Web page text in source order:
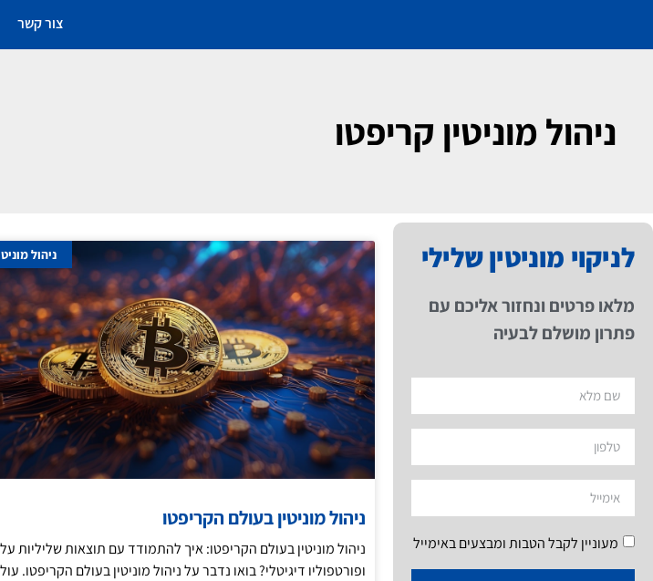
צור קשר
ניהול מוניטין קריפטו
לניקוי מוניטין שלילי
מלאו פרטים ונחזור אליכם עם
פתרון מושלם לבעיה
מעוניין לקבל הטבות ומבצעים באימייל
ניהול
ניהול מוניטין בעולם הקריפטו
ניהול מוניטין בעולם הקריפטו: איך להתמודד עם תוצאות שליליות על
ופורטפוליו דיגיטלי? בואו נדבר על ניהול מוניטין בעולם הקריפטו.